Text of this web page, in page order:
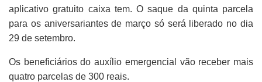
aplicativo gratuito caixa tem. O saque da quinta parcela
para os aniversariantes de março só será liberado no dia
29 de setembro.
Os beneficiários do auxílio emergencial vão receber mais
quatro parcelas de 300 reais.